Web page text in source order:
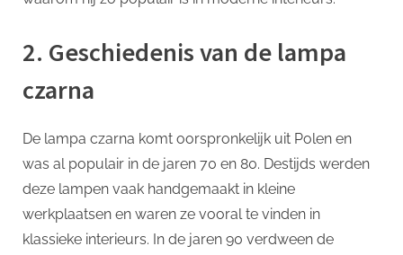
2. Geschiedenis van de lampa
czarna
De lampa czarna komt oorspronkelijk uit Polen en
was al populair in de jaren 70 en 80. Destijds werden
deze lampen vaak handgemaakt in kleine
werkplaatsen en waren ze vooral te vinden in
klassieke interieurs. In de jaren 90 verdween de